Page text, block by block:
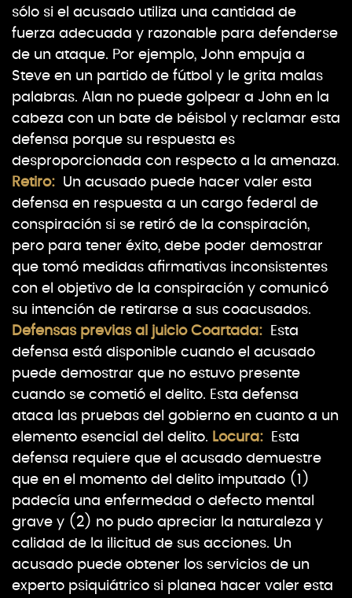
sólo si el acusado utiliza una cantidad de
fuerza adecuada y razonable para defenderse
de un ataque. Por ejemplo, John empuja a
Steve en un partido de fútbol y le grita malas
palabras. Alan no puede golpear a John en la
cabeza con un bate de béisbol y reclamar esta
defensa porque su respuesta es
desproporcionada con respecto a la amenaza.
Retiro: Un acusado puede hacer valer esta
defensa en respuesta a un cargo federal de
conspiración si se retiró de la conspiración,
pero para tener éxito, debe poder demostrar
que tomó medidas afirmativas inconsistentes
con el objetivo de la conspiración y comunicó
su intención de retirarse a sus coacusados.
Defensas previas al juicio Coartada: Esta
defensa está disponible cuando el acusado
puede demostrar que no estuvo presente
cuando se cometió el delito. Esta defensa
ataca las pruebas del gobierno en cuanto a un
elemento esencial del delito. Locura: Esta
defensa requiere que el acusado demuestre
que en el momento del delito imputado (1)
padecía una enfermedad o defecto mental
grave y (2) no pudo apreciar la naturaleza y
calidad de la ilicitud de sus acciones. Un
acusado puede obtener los servicios de un
experto psiquiátrico si planea hacer valer esta